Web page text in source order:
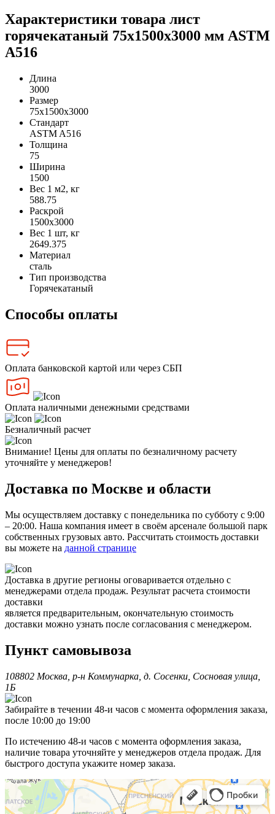
Характеристики товара лист
горячекатаный 75х1500х3000 мм ASTM
A516
Длина
3000
Размер
75х1500х3000
Стандарт
ASTM A516
Толщина
75
Ширина
1500
Вес 1 м2, кг
588.75
Раскрой
1500х3000
Вес 1 шт, кг
2649.375
Материал
сталь
Тип производства
Горячекатаный
Способы оплаты
Оплата банковской картой или через СБП
Оплата наличными денежными средствами
Безналичный расчет
Внимание! Цены для оплаты по безналичному расчету
уточняйте у менеджеров!
Доставка по Москве и области
Мы осуществляем доставку с понедельника по субботу с 9:00
– 20:00. Наша компания имеет в своём арсенале большой парк
собственных грузовых авто. Рассчитать стоимость доставки
вы можете на данной странице
Доставка в другие регионы оговаривается отдельно с
менеджерами отдела продаж. Результат расчета стоимости
доставки
является предварительным, окончательную стоимость
доставки можно узнать после согласования с менеджером.
Пункт самовывоза
108802 Москва, р-н Коммунарка, д. Сосенки, Сосновая улица,
1Б
Забирайте в течении 48-и часов с момента оформления заказа,
после 10:00 до 19:00
По истечению 48-и часов с момента оформления заказа,
наличие товара уточняйте у менеджеров отдела продаж. Для
быстрого доступа укажите номер заказа.